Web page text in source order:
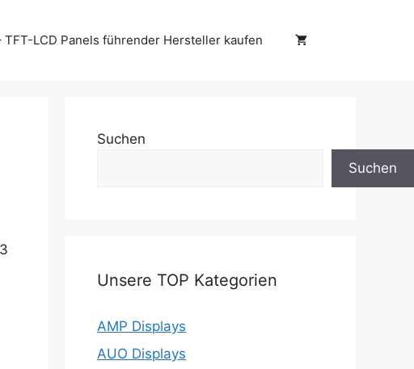
TFT-LCD Panels führender Hersteller kaufen
Suchen
Suchen
Unsere TOP Kategorien
AMP Displays
AUO Displays